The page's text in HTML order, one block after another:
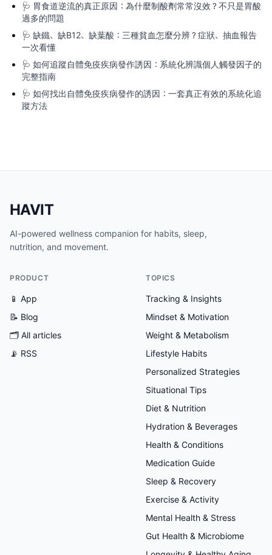
🩺 胃食道逆流的真正原因：為什麼制酸劑常常沒效？不只是胃酸
過多的問題
🩺 缺鐵、缺B12、缺葉酸：三種貧血怎麼分辨？症狀、抽血報告
一次看懂
🩺 如何追蹤自體免疫疾病發作誘因：系統化辨識個人觸發因子的
完整指南
🩺 如何找出自體免疫疾病發作的誘因：一套真正有效的系統化追
蹤方法
HAVIT
AI-powered wellness companion for habits, sleep,
nutrition, and movement.
PRODUCT
📱 App
📝 Blog
🗂 All articles
📡 RSS
TOPICS
Tracking & Insights
Mindset & Motivation
Weight & Metabolism
Lifestyle Habits
Personalized Strategies
Situational Tips
Diet & Nutrition
Hydration & Beverages
Health & Conditions
Medication Guide
Sleep & Recovery
Exercise & Activity
Mental Health & Stress
Gut Health & Microbiome